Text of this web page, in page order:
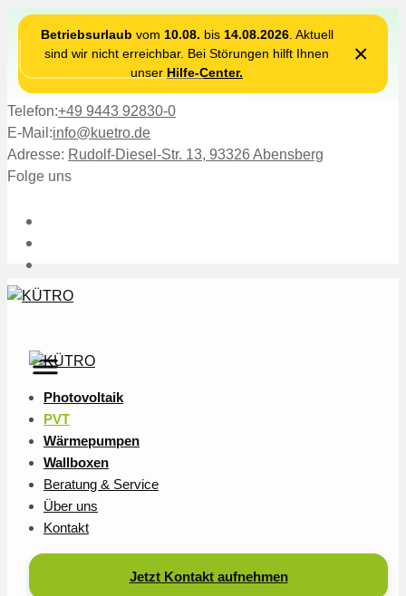
Betriebsurlaub vom 10.08. bis 14.08.2026. Aktuell
sind wir nicht erreichbar. Bei Störungen hilft Ihnen
unser Hilfe-Center.
×
Telefon:+49 9443 92830-0
E-Mail:info@kuetro.de
Adresse: Rudolf-Diesel-Str. 13, 93326 Abensberg
Folge uns
Photovoltaik
PVT
Wärmepumpen
Wallboxen
Beratung & Service
Über uns
Kontakt
Jetzt Kontakt aufnehmen